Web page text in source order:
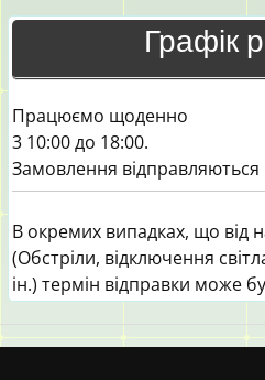
Графік
Працюємо щоденно
3 10:00 до 18:00.
Замовлення відправляються
В окремих випадках, що від
(Обстріли, відключення
ін.) термін відправки може